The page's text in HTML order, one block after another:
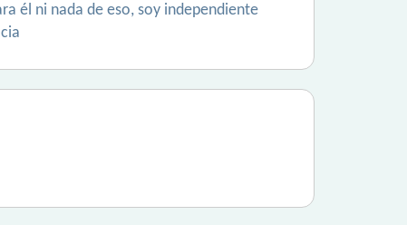
él ni nada de eso, soy independiente